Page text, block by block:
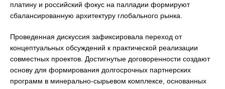
платину и российский фокус на палладии формируют
сбалансированную архитектуру глобального рынка.
Проведенная дискуссия зафиксировала переход от
концептуальных обсуждений к практической реализации
совместных проектов. Достигнутые договоренности создают
основу для формирования долгосрочных партнерских
программ в минерально-сырьевом комплексе, основанных